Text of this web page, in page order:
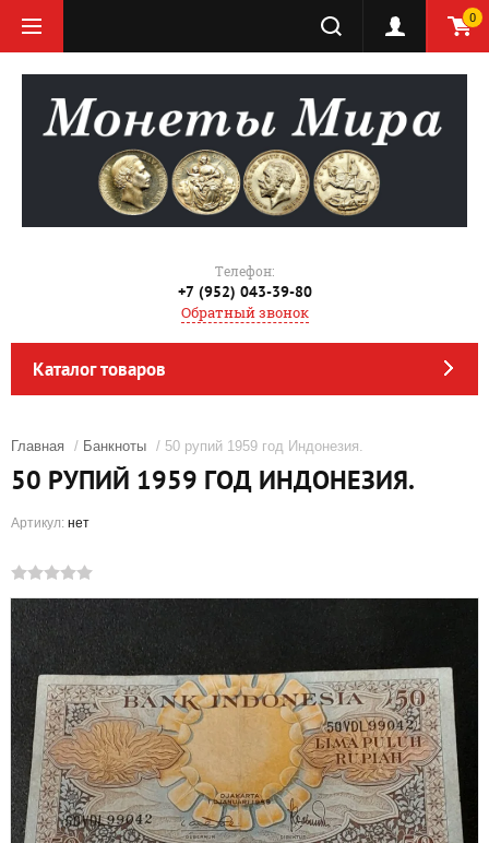
0
Телефон:
+7 (952) 043-39-80
Обратный звонок
Каталог товаров
Главная / Банкноты / 50 рупий 1959 год Индонезия.
50 РУПИЙ 1959 ГОД ИНДОНЕЗИЯ.
Артикул: нет